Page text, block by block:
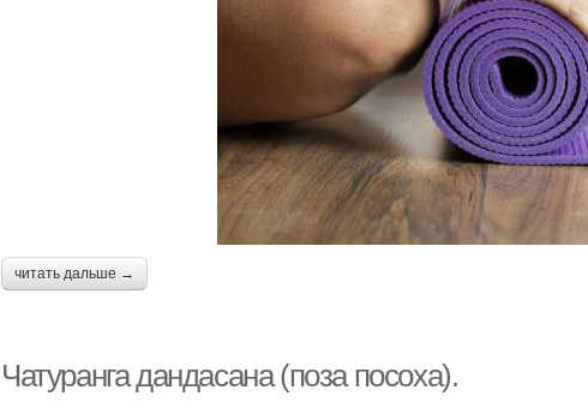
читать дальше →
Чатуранга дандасана (поза посоха).